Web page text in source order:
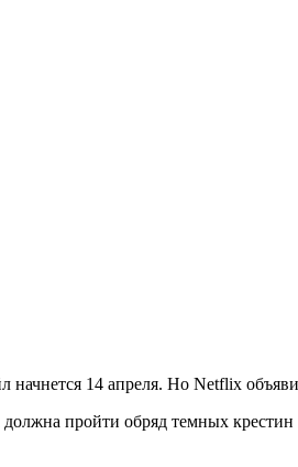
14 апреля. Но Netflix
пройти обряд темных